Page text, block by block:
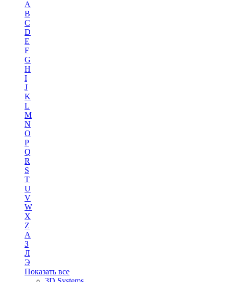
A
B
C
D
E
F
G
H
I
J
K
L
M
N
O
P
Q
R
S
T
U
V
W
X
Z
А
З
Л
Э
Показать все